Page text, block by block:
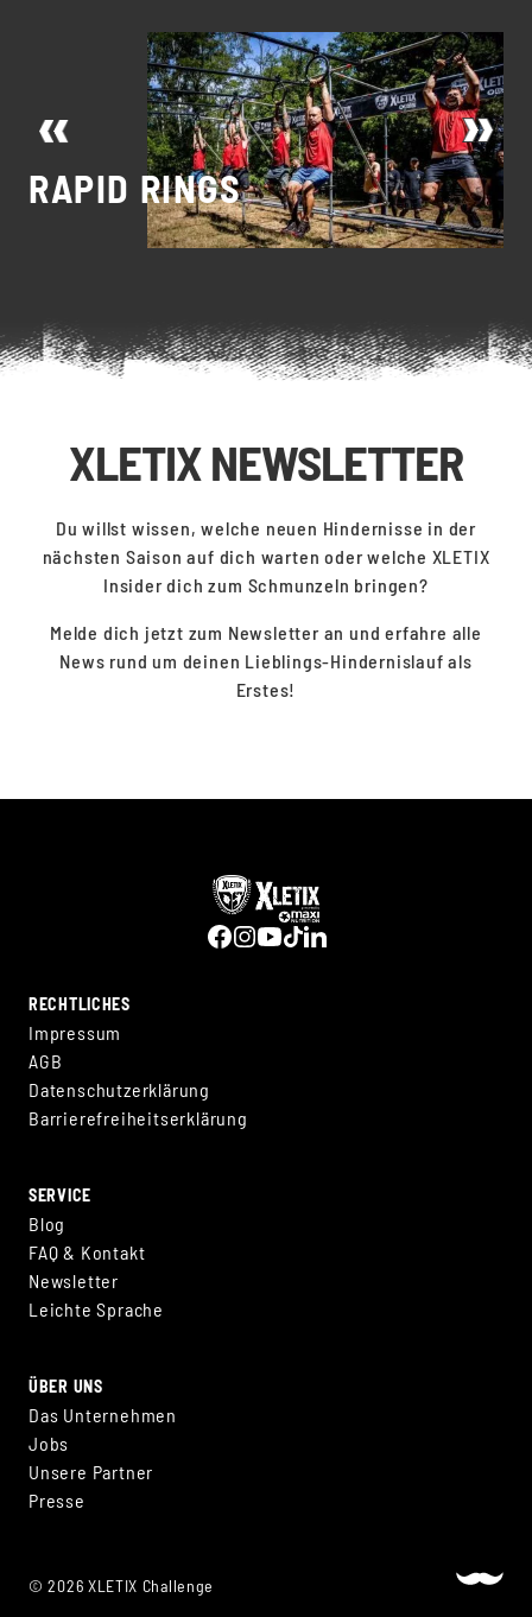
RAPID RINGS
XLETIX NEWSLETTER
Du willst wissen, welche neuen Hindernisse in der
nächsten Saison auf dich warten oder welche XLETIX
Insider dich zum Schmunzeln bringen?
Melde dich jetzt zum Newsletter an und erfahre alle
News rund um deinen Lieblings-Hindernislauf als
Erstes!
RECHTLICHES
Impressum
AGB
Datenschutzerklärung
Barrierefreiheitserklärung
SERVICE
Blog
FAQ & Kontakt
Newsletter
Leichte Sprache
ÜBER UNS
Das Unternehmen
Jobs
Unsere Partner
Presse
© 2026 XLETIX Challenge